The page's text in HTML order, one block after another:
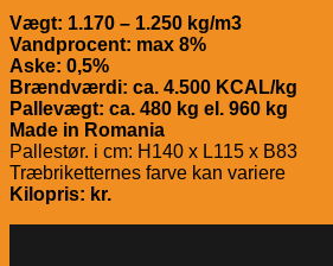
Vægt: 1.170 – 1.250 kg/m3
Vandprocent: max 8%
Aske: 0,5%
Brændværdi: ca. 4.500 KCAL/kg
Pallevægt: ca. 480 kg el. 960 kg
Made in Romania
Pallestør. i cm: H140 x L115 x B83
Træbriketternes farve kan variere
Kilopris: kr.